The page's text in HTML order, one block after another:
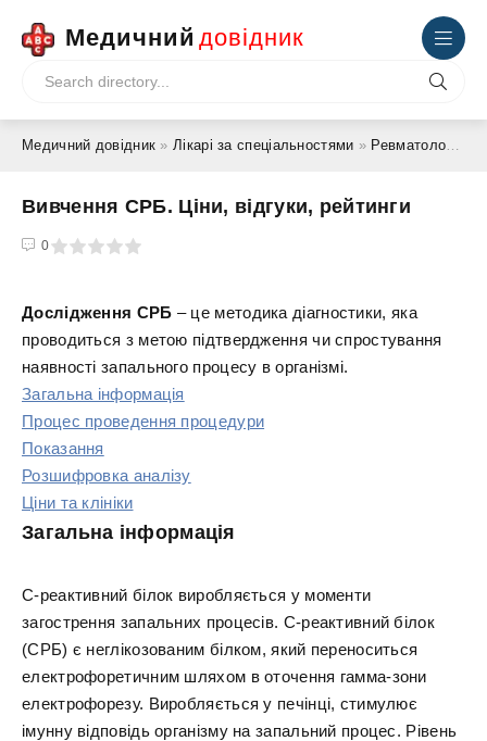
Медичний довідник
Медичний довідник »Лікарі за спеціальностями » Ревматолог »
Вивчення СРБ. Ціни, відгуки, рейтинги
0
5
Дослідження СРБ – це методика діагностики, яка
проводиться з метою підтвердження чи спростування
наявності запального процесу в організмі.
Загальна інформація
Процес проведення процедури
Показання
Розшифровка аналізу
Ціни та клініки
Загальна інформація
С-реактивний білок виробляється у моменти
загострення запальних процесів. С-реактивний білок
(СРБ) є неглікозованим білком, який переноситься
електрофоретичним шляхом в оточення гамма-зони
електрофорезу. Виробляється у печінці, стимулює
імунну відповідь організму на запальний процес. Рівень